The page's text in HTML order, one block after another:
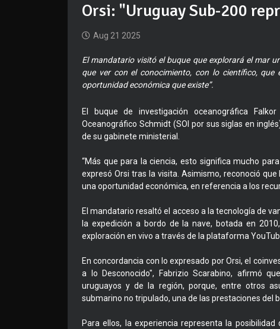
Orsi: "Uruguay Sub-200
Aug 21 2025
El mandatario visitó el buque que explorará el mar
que ver con el conocimiento, con lo científico,
oportunidad económica que existe”.
El buque de investigación oceanográfica
Oceanográfico Schmidt (SOI por sus siglas en
de su gabinete ministerial.
“Más que para la ciencia, esto significa mucho
expresó Orsi tras la visita. Asimismo, reconoció
una oportunidad económica, en referencia a los
El mandatario resaltó el acceso a la tecnología de
la expedición a bordo de la nave, botada en
exploración en vivo a través de la plataforma
En concordancia con lo expresado por Orsi, el
a lo Desconocido", Fabrizio Scarabino, afirmó
uruguayos y de la región, porque, entre otros
submarino no tripulado, una de las prestaciones del
Para ellos, la experiencia representa la